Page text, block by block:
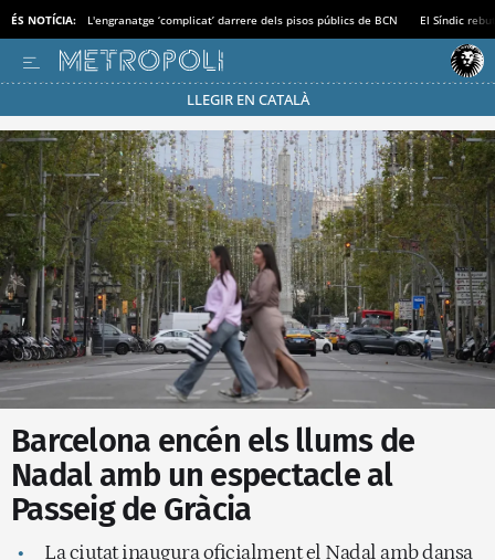
ÉS NOTÍCIA: L'engranatge ‘complicat’ darrere dels pisos públics de BCN El Síndic
LLEGIR EN CATALÀ
Passa’t al mode estalvi
Barcelona encén els llums de
Nadal amb un espectacle al
Passeig de Gràcia
La ciutat inaugura oficialment el Nadal amb dansa